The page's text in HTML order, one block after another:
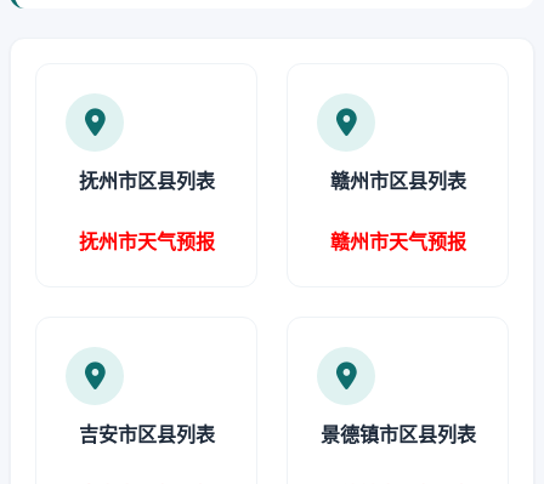
抚州市区县列表
抚州市天气预报
赣州市区县列表
赣州市天气预报
吉安市区县列表 景德镇市区县列表